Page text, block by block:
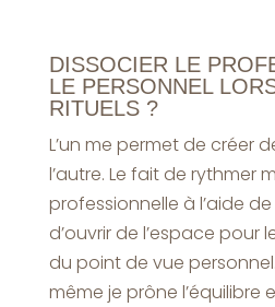
DISSOCIER LE
LE PERSONNEL
RITUELS ?
L’un me permet de créer
l’autre. Le fait de rythmer
professionnelle à l’aide
d’ouvrir de l’espace pour
du point de vue
même je prône l’équilibre